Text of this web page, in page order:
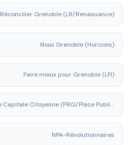
Réconcilier Grenoble (LR/Renaissance)
Nous Grenoble (Horizons)
Faire mieux pour Grenoble (LFI)
Grenoble Capitale Citoyenne (PRG/Place Publique)
NPA-Révolutionnaires